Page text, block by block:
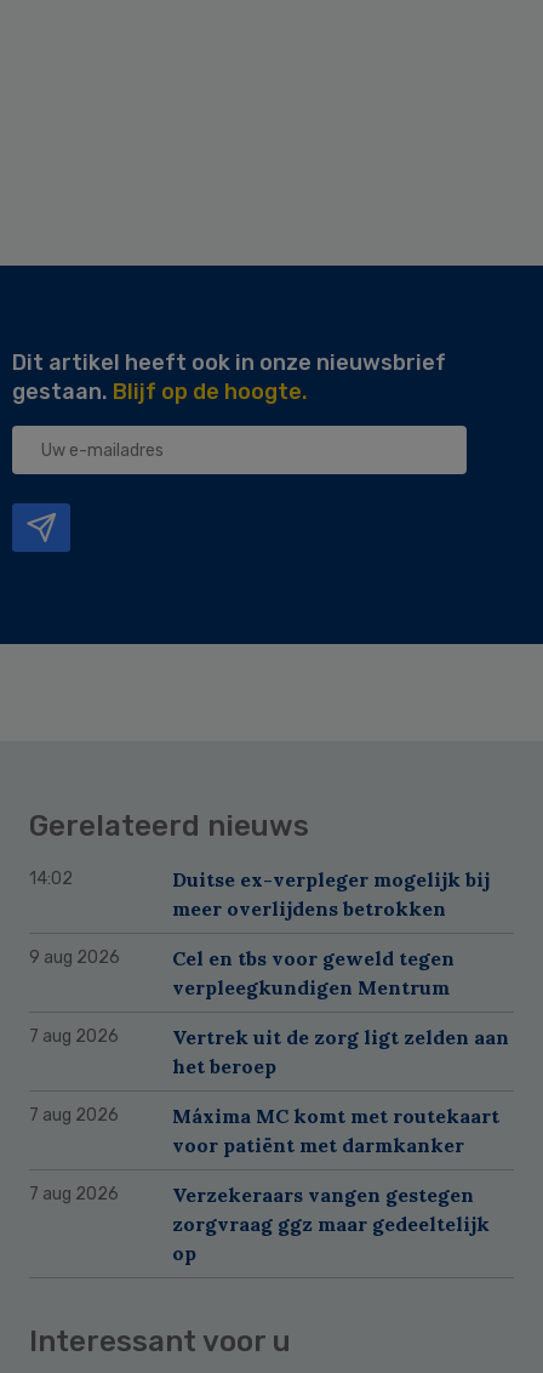
Dit artikel heeft ook in onze nieuwsbrief
gestaan. Blijf op de hoogte.
Uw
Gerelateerd nieuws
14:02
Duitse ex-verpleger mogelijk bij
meer overlijdens betrokken
9 aug 2026
Cel en tbs voor geweld tegen
verpleegkundigen Mentrum
7 aug 2026
Vertrek uit de zorg ligt zelden aan
het beroep
7 aug 2026
Máxima MC komt met routekaart
voor patiënt met darmkanker
7 aug 2026
Verzekeraars vangen gestegen
zorgvraag ggz maar gedeeltelijk
op
Interessant voor u